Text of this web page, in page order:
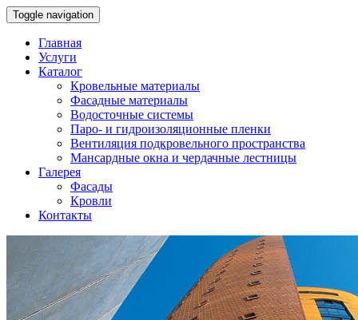
Toggle navigation
Главная
Услуги
Каталог
Кровельные материалы
Фасадные материалы
Водосточные системы
Паро- и гидроизоляционные пленки
Вентиляция подкровельного пространства
Мансардные окна и чердачные лестницы
Галерея
Фасады
Кровли
Контакты